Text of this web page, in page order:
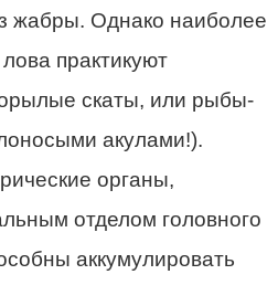
жабры. Однако наиболее
практикуют
скаты, или рыбы-
акулами!).
органы,
отделом головного
аккумулировать